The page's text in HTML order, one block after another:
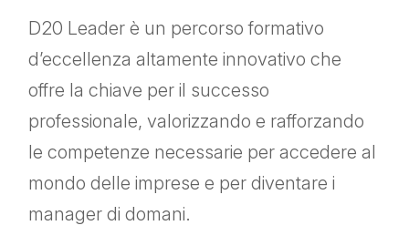
D20 Leader è un percorso formativo
d’eccellenza altamente innovativo che
offre la chiave per il successo
professionale, valorizzando e rafforzando
le competenze necessarie per accedere al
mondo delle imprese e per diventare i
manager di domani.